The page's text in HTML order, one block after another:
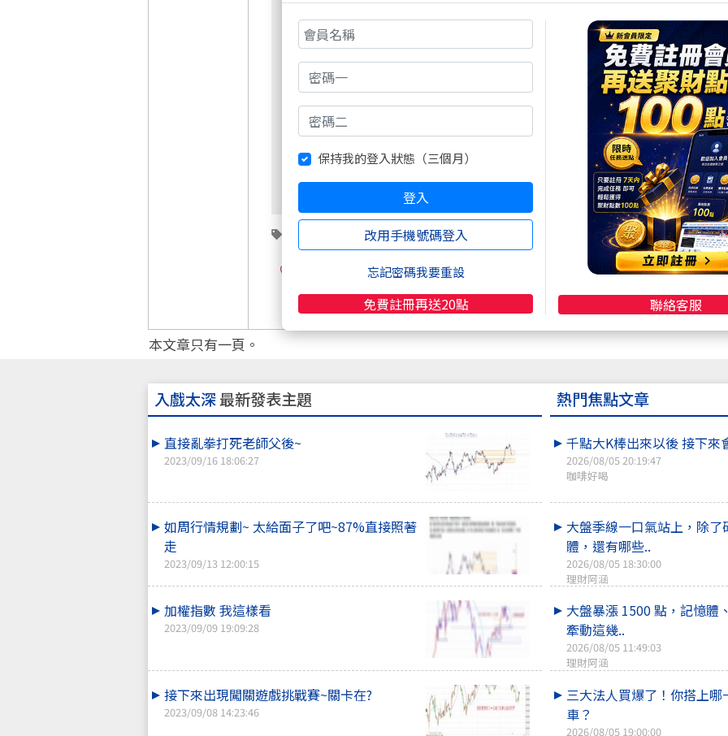
非會員請先註冊
超商買真方便
快速購點
( 刷卡、Line Pay、Apple
Pay、Google Pay )
本文章只有一頁。
入戲太深最新發表主題
直接亂拳打死老師父後~
2023/09/16 18:06:27
如周行情規劃~ 太給面子了吧~87%直接照著
走
2023/09/13 12:00:15
加權指數 我這樣看
2023/09/09 19:09:28
接下來出現闖關遊戲挑戰賽~關卡在?
2023/09/08 14:23:46
熱門焦點文章
千點大K棒出來以後 接下來
2026/08/05 20:19:47
咖啡好喝
大盤季線一口氣站上，除了
體，還有哪些..
2026/08/05 18:30:00
理財阿涵
大盤暴漲 1500 點，記憶體
牽動這幾..
2026/08/05 11:49:03
理財阿涵
三大法人買爆了！你搭上哪
車？
2026/08/05 19:00:00
保持我的登入狀態（三個月）
登入
改用手機號碼登入
忘記密碼我要重設
免費註冊再送20點 聯絡客服